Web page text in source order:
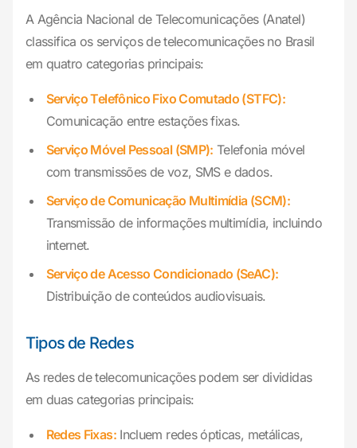
A Agência Nacional de Telecomunicações (Anatel)
classifica os serviços de telecomunicações no Brasil
em quatro categorias principais:
Serviço Telefônico Fixo Comutado (STFC):
Comunicação entre estações fixas.
Serviço Móvel Pessoal (SMP): Telefonia móvel
com transmissões de voz, SMS e dados.
Serviço de Comunicação Multimídia (SCM):
Transmissão de informações multimídia, incluindo
internet.
Serviço de Acesso Condicionado (SeAC):
Distribuição de conteúdos audiovisuais.
Tipos de Redes
As redes de telecomunicações podem ser divididas
em duas categorias principais:
Redes Fixas:Incluem redes ópticas, metálicas,